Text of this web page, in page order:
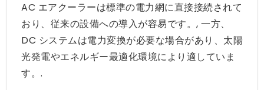
AC エアクーラーは標準の電力網に直接接続されて
おり、従来の設備への導入が容易です。, 一方、
DC システムは電力変換が必要な場合があり、太陽
光発電やエネルギー最適化環境により適していま
す。.